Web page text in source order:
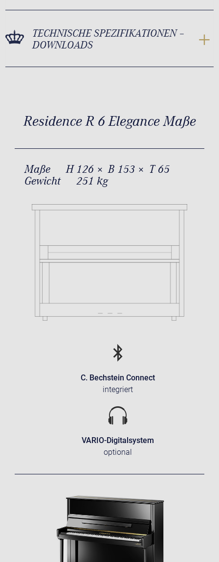
TECHNISCHE SPEZIFIKATIONEN –
DOWNLOADS
Residence R 6 Elegance Maße
Maße
H 126 × B 153 × T 65
Gewicht
251 kg
C. Bechstein Connect
integriert
VARIO-Digitalsystem
optional